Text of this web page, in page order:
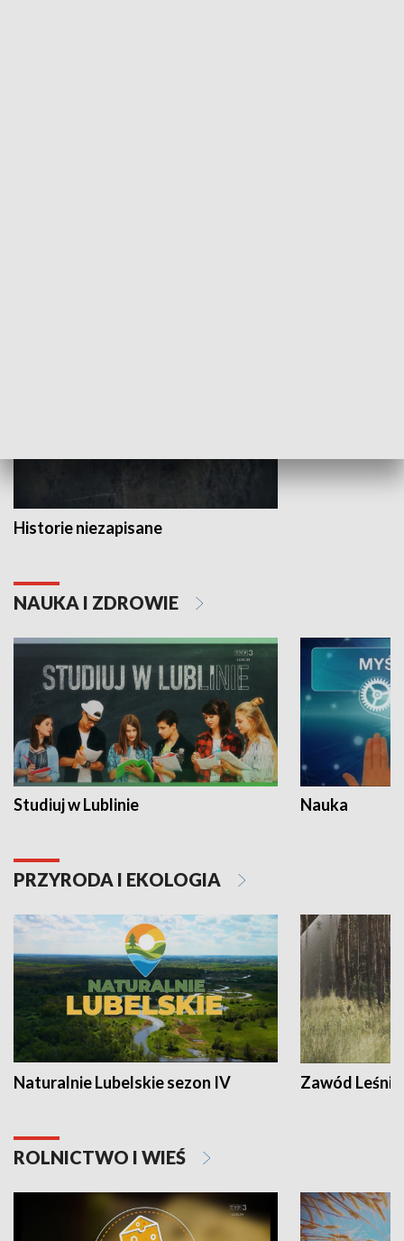
Historie niezapisane
NAUKA I ZDROWIE
Studiuj w Lublinie Nauka
PRZYRODA I EKOLOGIA
Naturalnie Lubelskie sezon IV Zawód Leśnik
ROLNICTWO I WIEŚ